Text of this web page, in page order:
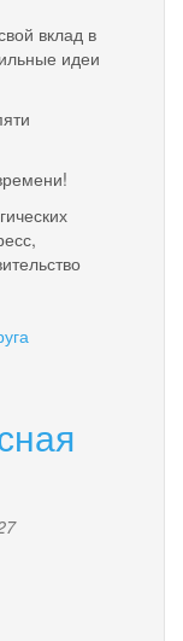
вклад в
идеи